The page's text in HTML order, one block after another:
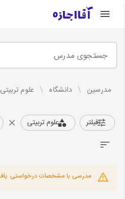
جستجوی مدرس
مدرسین / دانشگاه / علوم تربیتی
فیلتر علوم تربیتی
مدرسی با مشخصات درخواستی